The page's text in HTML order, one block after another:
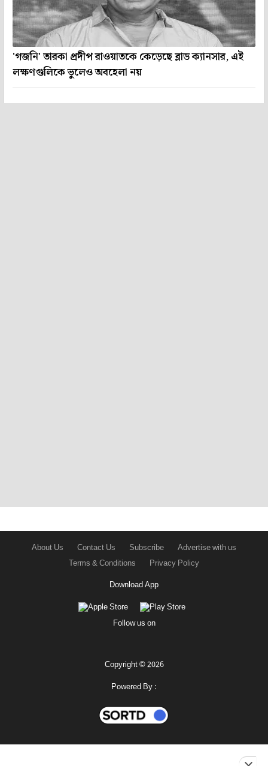
'গজনি' তারকা প্রদীপ রাওয়াতকে কেড়েছে ব্লাড ক্যানসার, এই
লক্ষণগুলিকে ভুলেও অবহেলা নয়
About Us Contact Us Subscribe
Advertise with us
Terms & Conditions
Privacy Policy
Download App
Follow us on
Copyright © 2026
Powered By :